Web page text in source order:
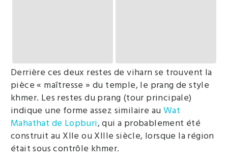
Derrière ces deux restes de viharn se trouvent la
pièce « maîtresse » du temple, le prang de style
khmer. Les restes du prang (tour principale)
indique une forme assez similaire au Wat
Mahathat de Lopburi, qui a probablement été
construit au XIIe ou XIIIe siècle, lorsque la région
était sous contrôle khmer.